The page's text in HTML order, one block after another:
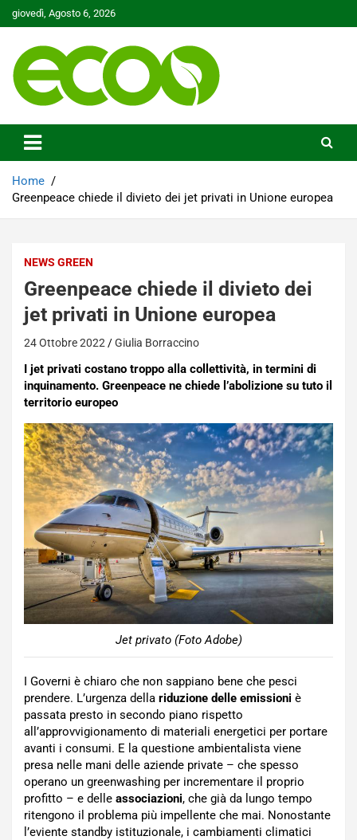
Skip
to
giovedì, Agosto 6, 2026
Ecoo.it
Home
Greenpeace chiede il divieto dei jet privati in Unione europea
NEWS GREEN
Greenpeace chiede il divieto dei
jet privati in Unione europea
24 Ottobre 2022 Giulia Borraccino
I jet privati costano troppo alla collettività, in termini di
inquinamento. Greenpeace ne chiede l’abolizione su tuto il
territorio europeo
Jet privato (Foto Adobe)
I Governi è chiaro che non sappiano bene che pesci
prendere. L’urgenza della riduzione delle emissioni è
passata presto in secondo piano rispetto
all’approvvigionamento di materiali energetici per portare
avanti i consumi. E la questione ambientalista viene
presa nelle mani delle aziende private – che spesso
operano un greenwashing per incrementare il proprio
profitto – e delle associazioni, che già da lungo tempo
ritengono il problema più impellente che mai. Nonostante
l’eviente standby istituzionale, i cambiamenti climatici